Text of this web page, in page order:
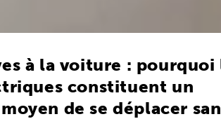
à la voiture : pourquoi
constituent un
de se déplacer